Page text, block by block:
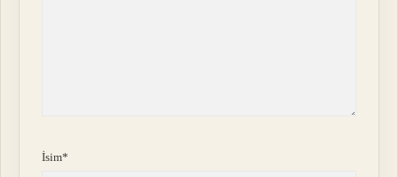
İsim*